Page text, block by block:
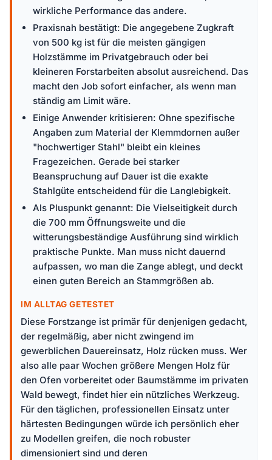
wirkliche Performance das andere.
Praxisnah bestätigt: Die angegebene Zugkraft
von 500 kg ist für die meisten gängigen
Holzstämme im Privatgebrauch oder bei
kleineren Forstarbeiten absolut ausreichend. Das
macht den Job sofort einfacher, als wenn man
ständig am Limit wäre.
Einige Anwender kritisieren: Ohne spezifische
Angaben zum Material der Klemmdornen außer
"hochwertiger Stahl" bleibt ein kleines
Fragezeichen. Gerade bei starker
Beanspruchung auf Dauer ist die exakte
Stahlgüte entscheidend für die Langlebigkeit.
Als Pluspunkt genannt: Die Vielseitigkeit durch
die 700 mm Öffnungsweite und die
witterungsbeständige Ausführung sind wirklich
praktische Punkte. Man muss nicht dauernd
aufpassen, wo man die Zange ablegt, und deckt
einen guten Bereich an Stammgrößen ab.
IM ALLTAG GETESTET
Diese Forstzange ist primär für denjenigen gedacht,
der regelmäßig, aber nicht zwingend im
gewerblichen Dauereinsatz, Holz rücken muss. Wer
also alle paar Wochen größere Mengen Holz für
den Ofen vorbereitet oder Baumstämme im privaten
Wald bewegt, findet hier ein nützliches Werkzeug.
Für den täglichen, professionellen Einsatz unter
härtesten Bedingungen würde ich persönlich eher
zu Modellen greifen, die noch robuster
dimensioniert sind und deren